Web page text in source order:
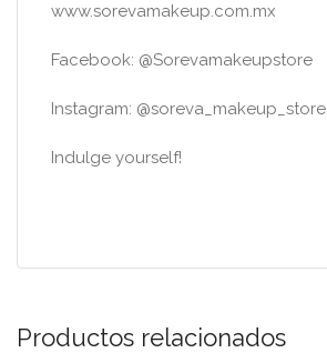
www.sorevamakeup.com.mx
Facebook: @Sorevamakeupstore
Instagram: @soreva_makeup_store
Indulge yourself!
Productos relacionados